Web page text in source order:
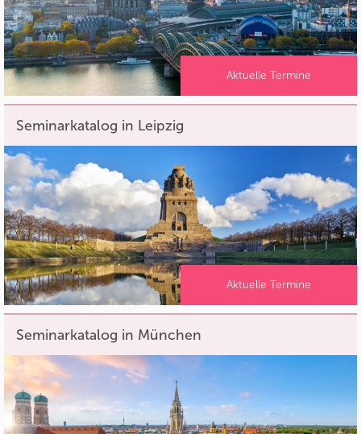
Aktuelle Termine
Seminarkatalog in Leipzig
Aktuelle Termine
Seminarkatalog in München